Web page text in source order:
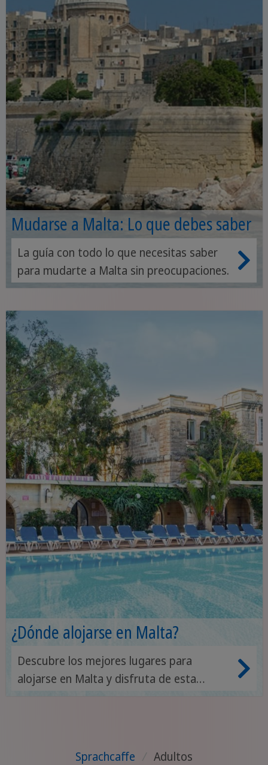
Mudarse a Malta: Lo que debes saber
La guía con todo lo que necesitas saber
para mudarte a Malta sin preocupaciones.
¿Dónde alojarse en Malta?
Descubre los mejores lugares para
alojarse en Malta y disfruta de esta
Sprachcaffe / Adultos